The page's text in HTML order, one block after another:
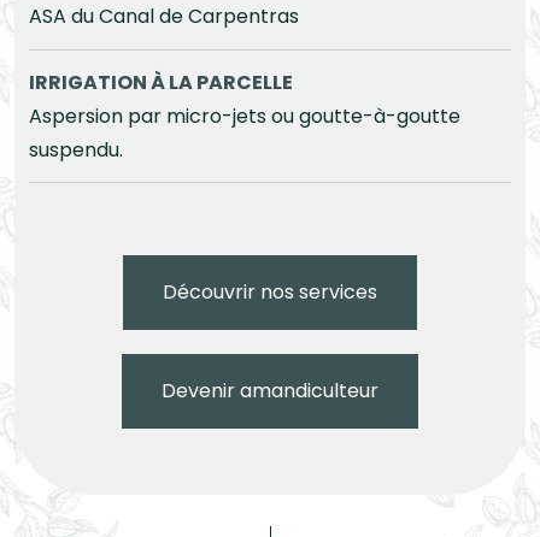
ASA du Canal de Carpentras
IRRIGATION À LA PARCELLE
Aspersion par micro-jets ou goutte-à-goutte
suspendu.
Découvrir nos services
Devenir amandiculteur